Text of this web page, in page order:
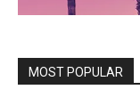
MOST POPULAR